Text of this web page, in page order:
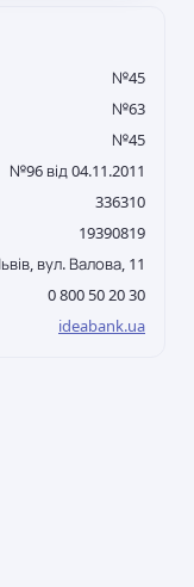
№45
№63
№45
№96 від 04.11.2011
336310
19390819
вул. Валова, 11
0 800 50 20 30
ideabank.ua